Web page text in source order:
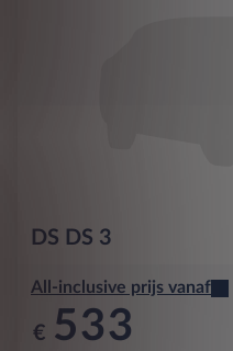
DS DS 3
All-inclusive prijs vanaf
€ 533